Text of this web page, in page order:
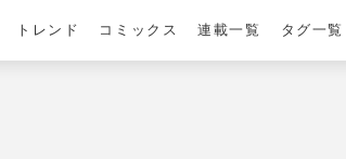
トレンド コミックス 連載一覧 タグ一覧